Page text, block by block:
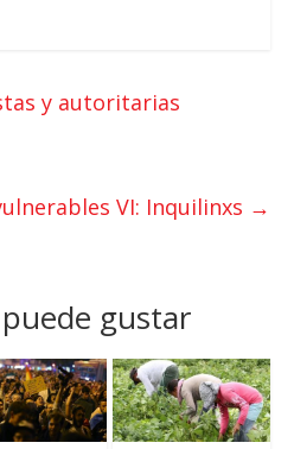
y autoritarias
VI: Inquilinxs →
gustar